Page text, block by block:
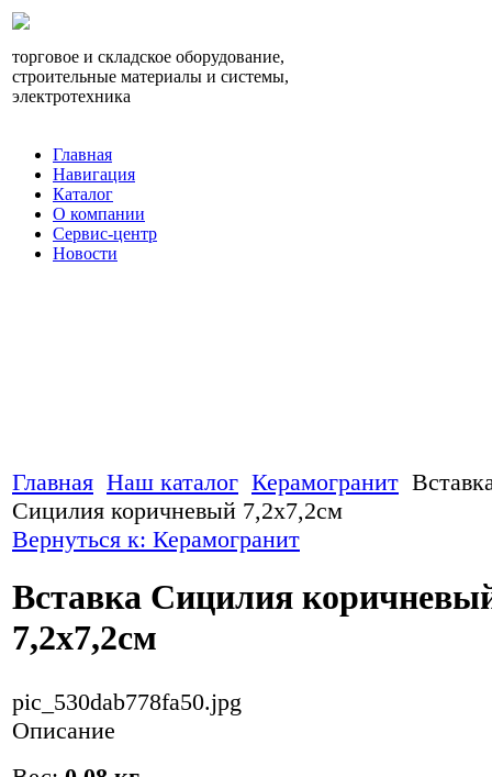
торговое и складское оборудование,
строительные материалы и системы,
электротехника
Главная
Навигация
Каталог
О компании
Сервис-центр
Новости
Главная Наш каталог Керамогранит
Сицилия коричневый 7,2х7,2см
Вернуться к: Керамогранит
Вставка Сицилия
7,2х7,2см
pic_530dab778fa50.jpg
Описание